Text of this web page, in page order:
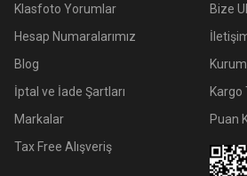
Klasfoto Yorumlar
Hesap Numaralarımız
Blog
İptal ve İade Şartları
Markalar
Tax Free Alışveriş
Bize
Kargo
Puan